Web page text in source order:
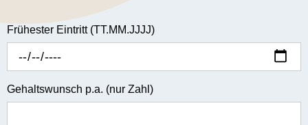
Frühester Eintritt (TT.MM.JJJJ)
Gehaltswunsch p.a. (nur Zahl)